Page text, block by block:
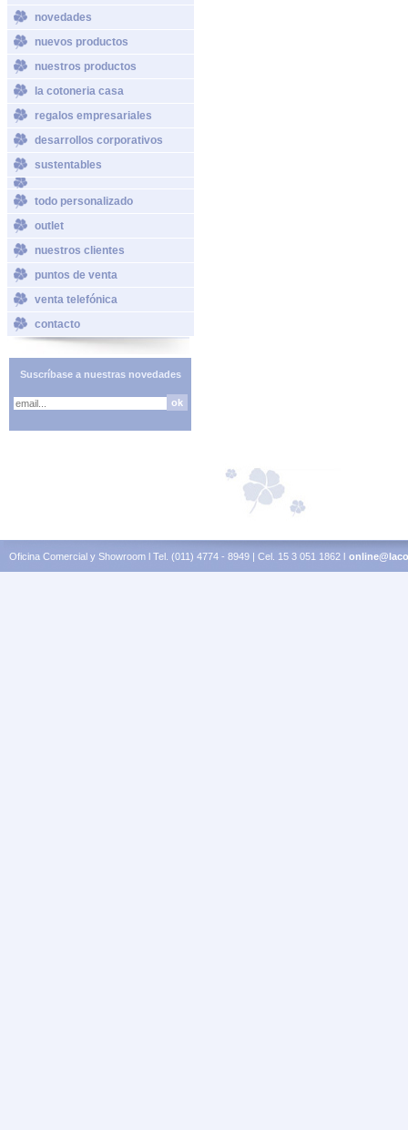
novedades
nuevos productos
nuestros productos
la cotoneria casa
regalos empresariales
desarrollos corporativos
sustentables
todo personalizado
outlet
nuestros clientes
puntos de venta
venta telefónica
contacto
Suscríbase a nuestras novedades
Oficina Comercial y Showroom l Tel. (011) 4774 - 8949 | Cel. 15 3 051 1862 l